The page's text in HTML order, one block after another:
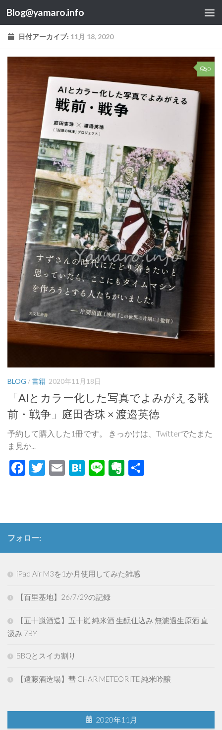
コンテンツへスキップ
Blog@yamaro.info
日付アーカイブ: 11月 18, 2020
0
BLOG /書籍 2020年11月18日
「AIとカラー化した写真でよみがえる戦
前・戦争」庭田杏珠 × 渡邉英徳
予約して購入した1冊です。 きっかけは、Twitterでたまた
ま見か...
Facebook
Twitter
EmailHatena
LineEvernote
フォロー:
iPad Air M3を1か月使用してみた雑感
【百里基地】26/7/29の記録
【五十嵐酒造】五十嵐 純米酒 生酛仕込み 無濾過生原酒 直
汲み 7BY
BBQとスイカ割り
【遠藤酒造場】彗 CHAR METEORITE 純米吟醸
2020年11月